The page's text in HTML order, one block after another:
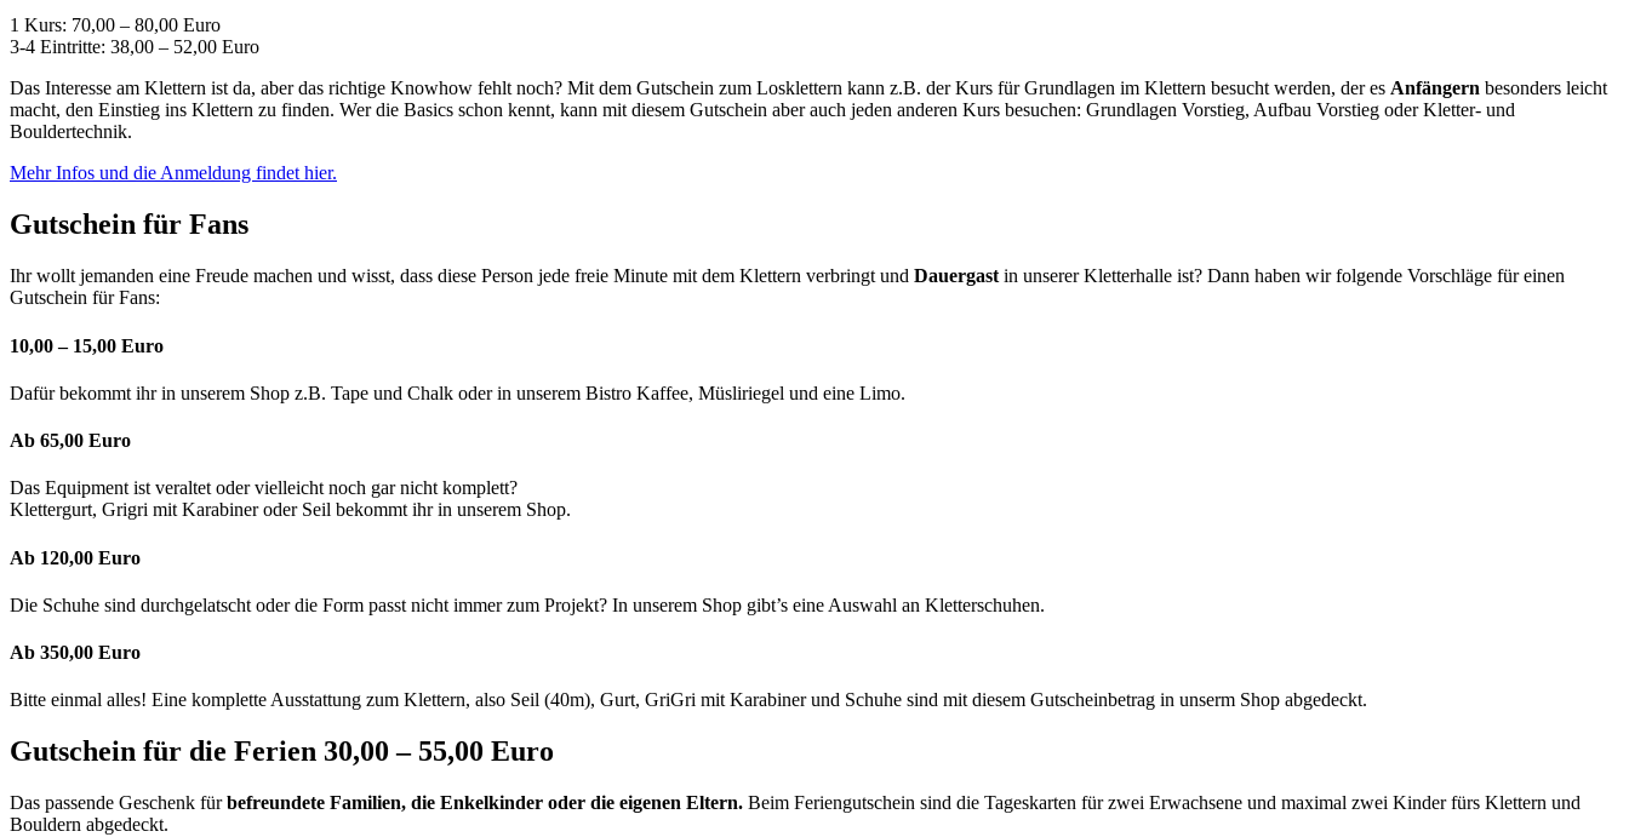
1 Kurs: 70,00 – 80,00 Euro
3-4 Eintritte: 38,00 – 52,00 Euro
Das Interesse am Klettern ist da, aber das richtige Knowhow fehlt noch? Mit dem Gutschein zum Losklettern kann z.B. der Kurs für Grundlagen im Klettern besucht werden, der es Anfängern besonders leicht
macht, den Einstieg ins Klettern zu finden. Wer die Basics schon kennt, kann mit diesem Gutschein aber auch jeden anderen Kurs besuchen: Grundlagen Vorstieg, Aufbau Vorstieg oder Kletter- und
Bouldertechnik.
Mehr Infos und die Anmeldung findet hier.
Gutschein für Fans
Ihr wollt jemanden eine Freude machen und wisst, dass diese Person jede freie Minute mit dem Klettern verbringt und Dauergast in unserer Kletterhalle ist? Dann haben wir folgende Vorschläge für einen
Gutschein für Fans:
10,00 – 15,00 Euro
Dafür bekommt ihr in unserem Shop z.B. Tape und Chalk oder in unserem Bistro Kaffee, Müsliriegel und eine Limo.
Ab 65,00 Euro
Das Equipment ist veraltet oder vielleicht noch gar nicht komplett?
Klettergurt, Grigri mit Karabiner oder Seil bekommt ihr in unserem Shop.
Ab 120,00 Euro
Die Schuhe sind durchgelatscht oder die Form passt nicht immer zum Projekt? In unserem Shop gibt’s eine Auswahl an Kletterschuhen.
Ab 350,00 Euro
Bitte einmal alles! Eine komplette Ausstattung zum Klettern, also Seil (40m), Gurt, GriGri mit Karabiner und Schuhe sind mit diesem Gutscheinbetrag in unserm Shop abgedeckt.
Gutschein für die Ferien 30,00 – 55,00 Euro
Das passende Geschenk fürbefreundete Familien, die Enkelkinder oder die eigenen Eltern. Beim Feriengutschein sind die Tageskarten für zwei Erwachsene und maximal zwei Kinder fürs Klettern und
Bouldern abgedeckt.